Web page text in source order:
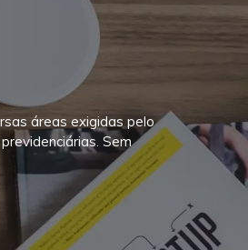
áreas exigidas pelo
Sem